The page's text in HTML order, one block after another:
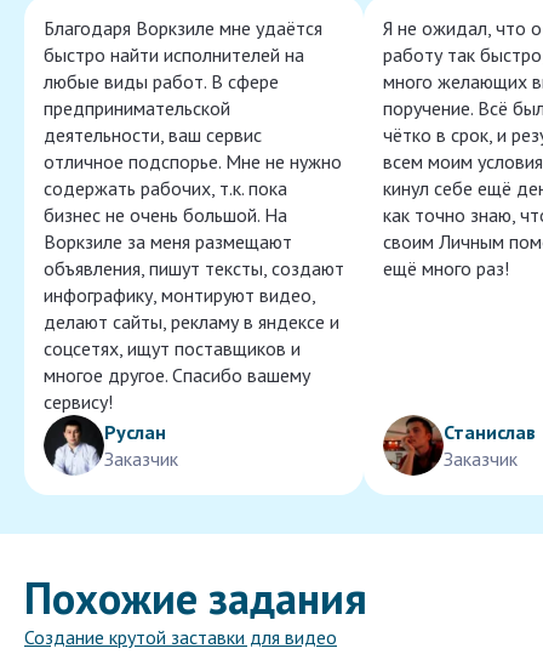
Благодаря Воркзиле мне удаётся
быстро найти исполнителей на
любые виды работ. В сфере
предпринимательской
деятельности, ваш сервис
отличное подспорье. Мне не нужно
содержать рабочих, т.к. пока
бизнес не очень большой. На
Воркзиле за меня размещают
объявления, пишут тексты, создают
инфографику, монтируют видео,
делают сайты, рекламу в яндексе и
соцсетях, ищут поставщиков и
многое другое. Спасибо вашему
сервису!
Руслан
Заказчик
Я не ожидал, что
работу так
много желающих
поручение. Всё
чётко в срок, и
всем моим
кинул себе ещё
как точно знаю,
своим Личным
ещё много раз!
Станислав
Заказчик
Похожие задания
Создание крутой заставки для видео